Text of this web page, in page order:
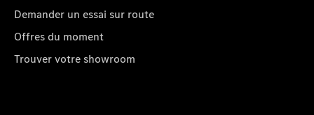
Demander un essai sur route
Offres du moment
Trouver votre showroom